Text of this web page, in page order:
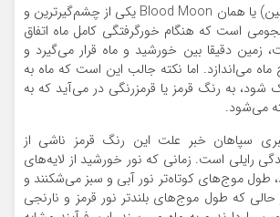
پدیده ماه قرمز ( خونین) یا همان Blood Moon یکی از چشم‌گیرترین و
است که هنگام خورگرفتگی کامل ماه اتفاق
زمین دقیقا بین خورشید و ماه قرار می‌گیرد و
می‌اندازد. اما نکته جالب این است که ماه به
شود، به رنگ قرمز یا قرمزرنگی در می‌آید که به
می‌شود.
سپاهان خبر علت این رنگ قرمز ناشی از
رایلی است. زمانی که نور خورشید از لایه‌های
طول موج‌های کوتاه‌تر نور آبی و سبز می‌شکنند و
حالی که طول موج‌های بلندتر نور قرمز و نارنجی